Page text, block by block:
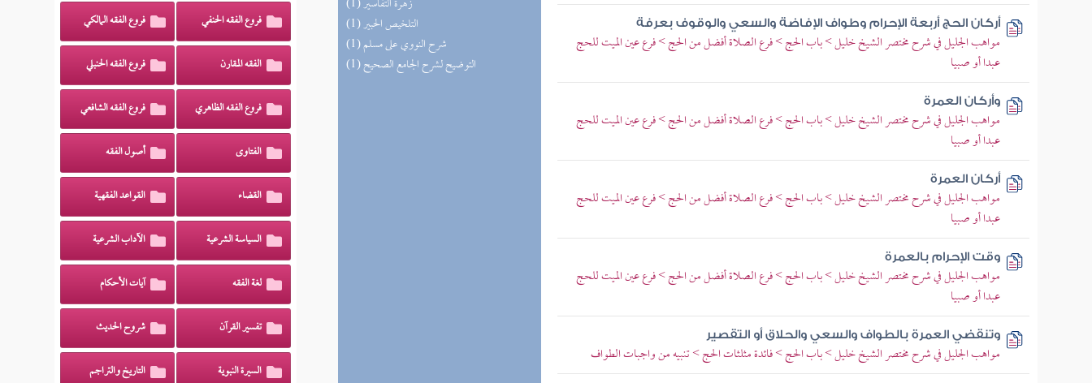
(1) التلخيص الحبير
(1) شرح النووي على مسلم
(1) التوضيح لشرح الجامع الصحيح
أركان الحج أربعة الإحرام وطواف الإفاضة والسعي والوقوف بعرفة
مواهب الجليل في شرح مختصر الشيخ خليل > باب الحج > فرع الصلاة أفضل من الحج > فرع عين الميت للحج
عبدا أو صبيا
وأركان العمرة
مواهب الجليل في شرح مختصر الشيخ خليل > باب الحج > فرع الصلاة أفضل من الحج > فرع عين الميت للحج
عبدا أو صبيا
أركان العمرة
مواهب الجليل في شرح مختصر الشيخ خليل > باب الحج > فرع الصلاة أفضل من الحج > فرع عين الميت للحج
عبدا أو صبيا
وقت الإحرام بالعمرة
مواهب الجليل في شرح مختصر الشيخ خليل > باب الحج > فرع الصلاة أفضل من الحج > فرع عين الميت للحج
عبدا أو صبيا
وتنقضي العمرة بالطواف والسعي والحلاق أو التقصير
مواهب الجليل في شرح مختصر الشيخ خليل > باب الحج > فائدة مثلثات الحج > تنبيه من واجبات الطواف
فروع الفقه الحنفي فروع الفقه المالكي
الفقه المقارن فروع الفقه الحنبلي
فروع الفقه الظاهري فروع الفقه الشافعي
الفتاوى أصول الفقه
القضاء القواعد الفقهية
السياسة الشرعية الآداب الشرعية
لغة الفقه آيات الأحكام
تفسير القرآن شروح الحديث
السيرة النبوية التاريخ والتراجم